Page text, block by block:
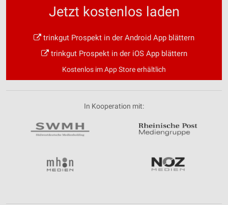
Jetzt kostenlos laden
trinkgut Prospekt in der Android App blättern
trinkgut Prospekt in der iOS App blättern
Kostenlos im App Store erhältlich
In Kooperation mit: